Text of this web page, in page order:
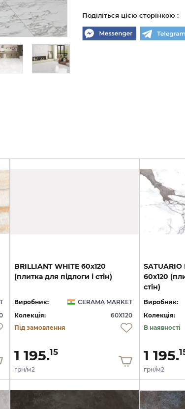
Поділіться цією сторінкою :
BRILLIANT WHITE 60х120
(плитка для підлоги і стін)
Виробник:
CERAMA MARKET
Колекція:
60X120
Під замовлення
1 195.15
грн/м2
SATUARIO
60х120
стін)
Виробник:
Колекція:
В наявності
1 195.
грн/м2